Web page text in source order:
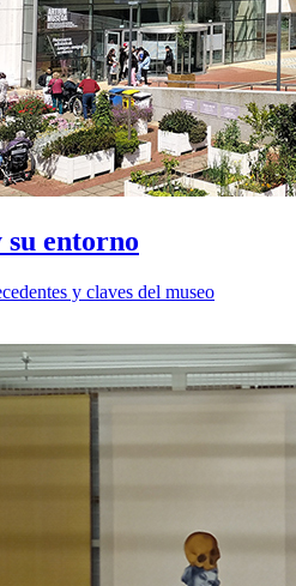
entorno
y claves del museo